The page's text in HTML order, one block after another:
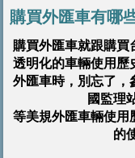
購買外匯車有哪
購買外匯車就跟購買
透明化的車輛使用歷
外匯車時，別忘了，
國監理
等美規外匯車輛使用
的